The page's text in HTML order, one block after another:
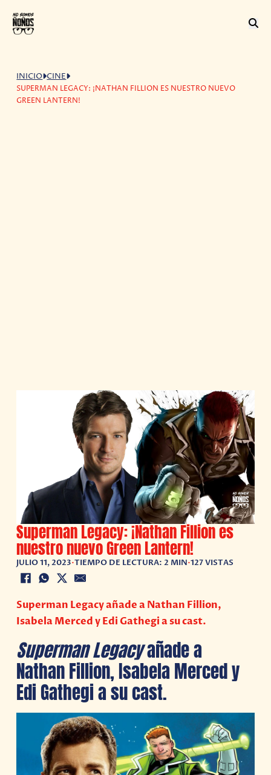
INICIO CINE
SUPERMAN LEGACY: ¡NATHAN FILLION ES NUESTRO NUEVO
GREEN LANTERN!
Superman Legacy: ¡Nathan Fillion es
nuestro nuevo Green Lantern!
JULIO 11, 2023•TIEMPO DE LECTURA: 2 MIN•127 VISTAS
Superman Legacy añade a Nathan Fillion,
Isabela Merced y Edi Gathegi a su cast.
SupermanLegacyañade a
Nathan Fillion, Isabela Merced y
Edi Gathegi a su cast.